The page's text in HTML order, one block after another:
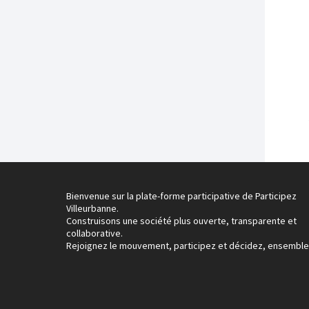
Bienvenue sur la plate-forme participative de Participez
Villeurbanne.
Construisons une société plus ouverte, transparente et
collaborative.
Rejoignez le mouvement, participez et décidez,